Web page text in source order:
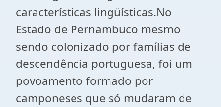
características lingüísticas.No
Estado de Pernambuco mesmo
sendo colonizado por famílias de
descendência portuguesa, foi um
povoamento formado por
camponeses que só mudaram de